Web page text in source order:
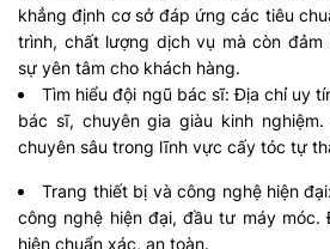
khẳng định cơ sở đáp ứng các tiêu
trình, chất lượng dịch vụ mà còn đảm
sự yên tâm cho khách hàng.
Tìm hiểu đội ngũ bác sĩ: Địa chỉ uy
bác sĩ, chuyên gia giàu kinh
chuyên sâu trong lĩnh vực cấy tóc tự
Trang thiết bị và công nghệ hiện
công nghệ hiện đại, đầu tư máy
hiện chuẩn xác, an toàn.